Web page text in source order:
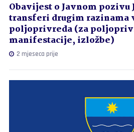
Obavijest o Javnom pozivu
transferi drugim razinama
poljoprivreda (za
manifestacije, izložbe)
2 mjeseca prije